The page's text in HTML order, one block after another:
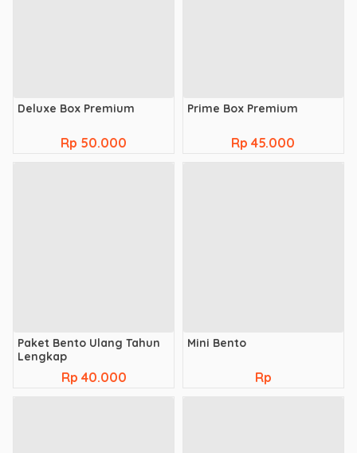
Deluxe Box Premium
Rp 50.000
Prime Box Premium
Rp 45.000
Paket Bento Ulang Tahun
Lengkap
Rp 40.000
Mini Bento
Rp